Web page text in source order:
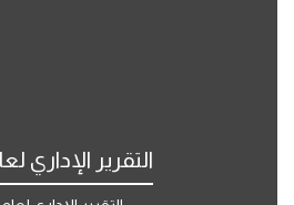
التقرير الإداري لعام